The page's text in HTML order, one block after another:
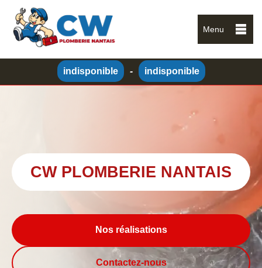
Menu
indisponible - indisponible
CW PLOMBERIE NANTAIS
Nos réalisations
Contactez-nous